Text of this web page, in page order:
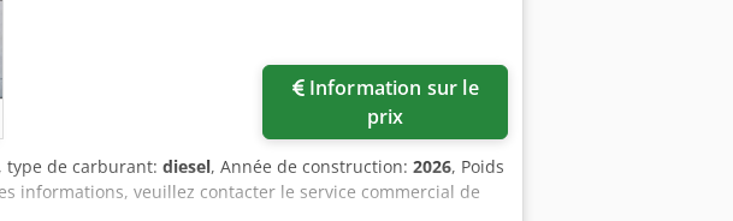
Information sur le
prix
, type de carburant: diesel, Année de construction: 2026, Poids
informations, veuillez contacter le service commercial de